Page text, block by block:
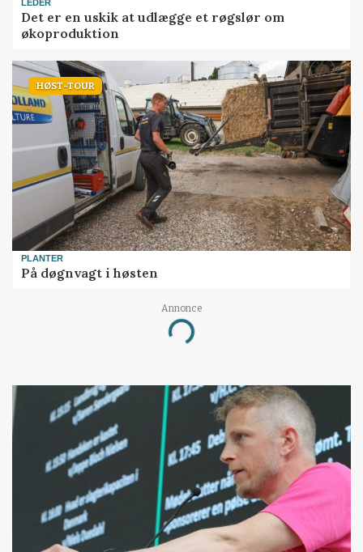
LEDER
Det er en uskik at udlægge et røgslør om
økoproduktion
HØST-TOUR
PLANTER
På døgnvagt i høsten
Annonce
Loading...